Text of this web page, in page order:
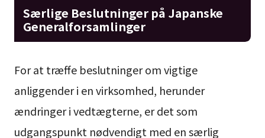
Særlige Beslutninger på Japanske
Generalforsamlinger
For at træffe beslutninger om vigtige
anliggender i en virksomhed, herunder
ændringer i vedtægterne, er det som
udgangspunkt nødvendigt med en særlig